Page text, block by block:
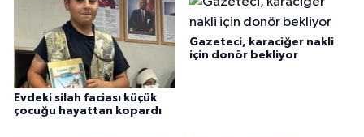
Evdeki silah faciası küçük
çocuğu hayattan kopardı
Gazeteci, karaciğer nakli
için donör bekliyor